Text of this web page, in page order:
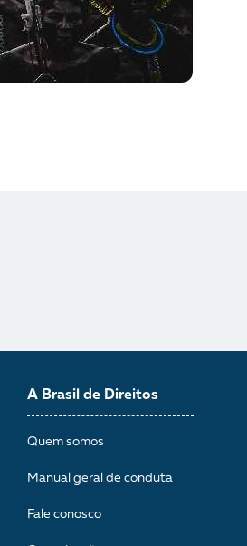
A Brasil de Direitos
Quem somos
Manual geral de conduta
Fale conosco